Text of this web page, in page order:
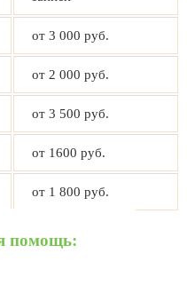
от 3 000 руб.
от 2 000 руб.
от 3 500 руб.
от 1600 руб.
от 1 800 руб.
помощь: